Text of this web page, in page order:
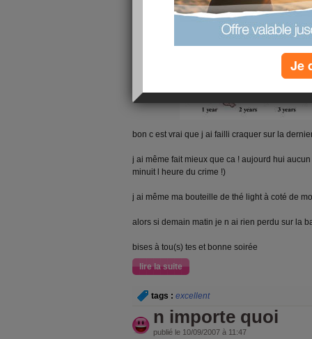
bon c est vrai que j ai failli craquer sur la
j ai même fait mieux que ca ! aujourd hui
minuit l heure du crime !)
j ai même ma bouteille de thé light à coté de
alors si demain matin je n ai rien perdu sur la
bises à tou(s) tes et bonne soirée
lire la suite
tags : excellent
n importe quoi
publié le 10/09/2007 à 11:47
Je